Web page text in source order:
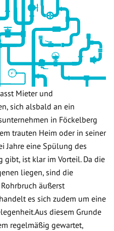
Mieter und
sich alsbald an ein
in Föckelberg
trauten Heim oder in seiner
Jahre eine Spülung des
gibt, ist klar im Vorteil. Da die
liegen, sind die
äußerst
es sich zudem um eine
diesem Grunde
regelmäßig gewartet,